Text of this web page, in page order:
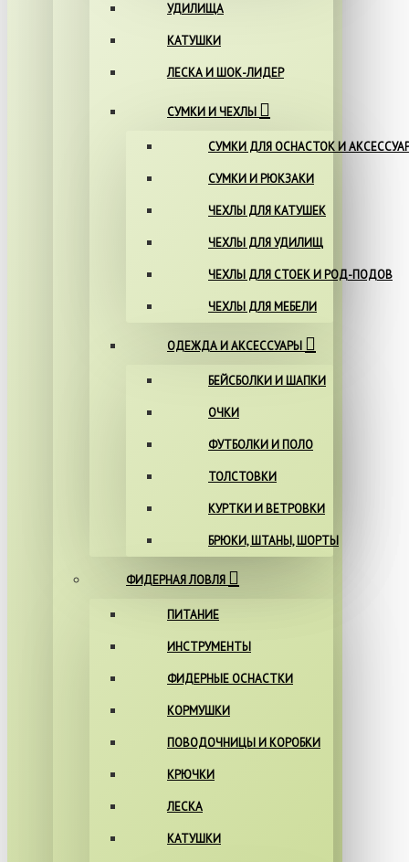
УДИЛИЩА
КАТУШКИ
ЛЕСКА И ШОК-ЛИДЕР
СУМКИ И ЧЕХЛЫ
СУМКИ ДЛЯ ОСНАСТОК И
СУМКИ И РЮКЗАКИ
ЧЕХЛЫ ДЛЯ КАТУШЕК
ЧЕХЛЫ ДЛЯ УДИЛИЩ
ЧЕХЛЫ ДЛЯ СТОЕК И РОД-ПОДОВ
ЧЕХЛЫ ДЛЯ МЕБЕЛИ
ОДЕЖДА И АКСЕССУАРЫ
БЕЙСБОЛКИ И ШАПКИ
ОЧКИ
ФУТБОЛКИ И ПОЛО
ТОЛСТОВКИ
КУРТКИ И ВЕТРОВКИ
БРЮКИ, ШТАНЫ, ШОРТЫ
ФИДЕРНАЯ ЛОВЛЯ
ПИТАНИЕ
ИНСТРУМЕНТЫ
ФИДЕРНЫЕ ОСНАСТКИ
КОРМУШКИ
ПОВОДОЧНИЦЫ И КОРОБКИ
КРЮЧКИ
ЛЕСКА
КАТУШКИ